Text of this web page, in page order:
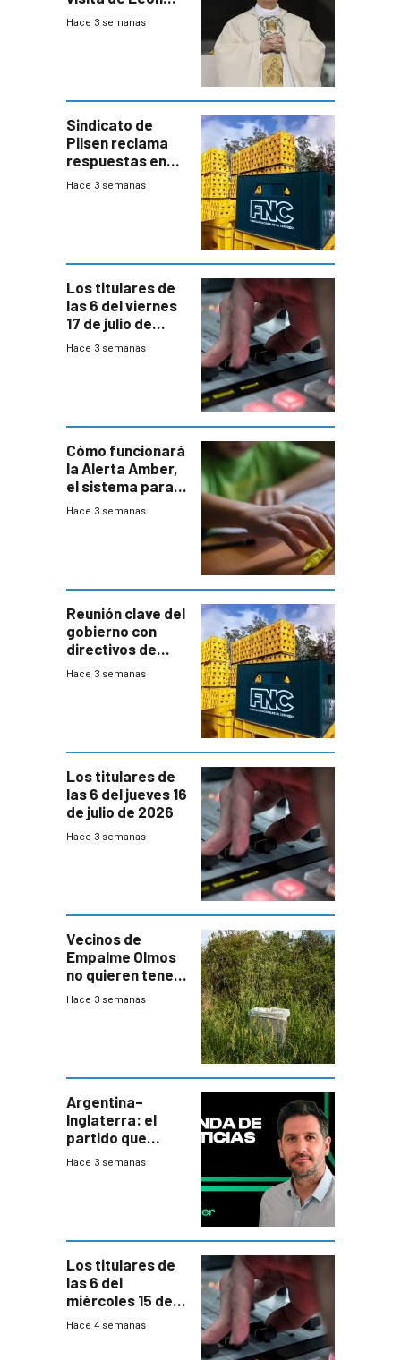
XIV a Uruguay?
Hace 3 semanas
Sindicato de
Pilsen reclama
respuestas en
medio de
Hace 3 semanas
Los titulares de
las 6 del viernes
17 de julio de
2026
Hace 3 semanas
Cómo funcionará
la Alerta Amber,
el sistema para
la búsqueda
Hace 3 semanas
Reunión clave del
gobierno con
directivos de
Fábricas
Hace 3 semanas
Los titulares de
las 6 del jueves 16
de julio de 2026
Hace 3 semanas
Vecinos de
Empalme Olmos
no quieren tener
cerca una planta
departamental
Hace 3 semanas
Argentina–
Inglaterra: el
partido que
nunca termina
Hace 3 semanas
Los titulares de
las 6 del
miércoles 15 de
julio de 2026
Hace 4 semanas